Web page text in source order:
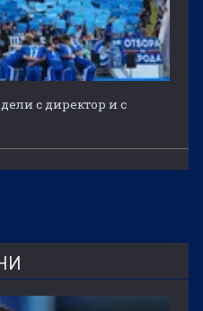
с директор и с